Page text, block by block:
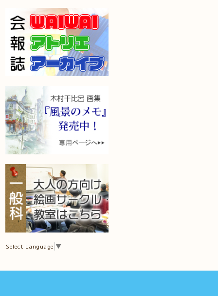
Select Language ▼